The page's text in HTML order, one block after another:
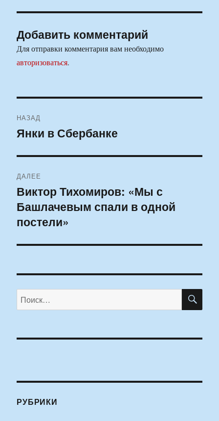
Добавить комментарий
Для отправки комментария вам необходимо
авторизоваться.
по
НАЗАД
Предыдущая
Янки в Сбербанке
ДАЛЕЕ
Следующая
запись:
Виктор Тихомиров: «Мы с
Башлачевым спали в одной
постели»
Искать:
РУБРИКИ